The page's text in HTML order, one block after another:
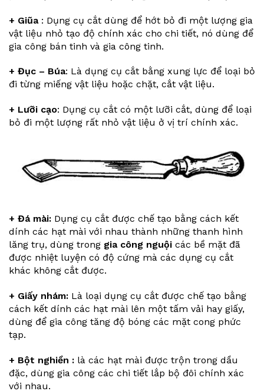
+ Giũa: Dụng cụ cắt dùng để hớt bỏ đi một lượng gia
vật liệu nhỏ tạo độ chính xác cho chi tiết, nó dùng để
gia công bán tinh và gia công tinh.
+ Đục – Búa: Là dụng cụ cắt bằng xung lực để loại bỏ
đi từng miếng vật liệu hoặc chặt, cắt vật liệu.
+ Lưỡi cạo: Dụng cụ cắt có một lưỡi cắt, dùng để loại
bỏ đi một lượng rất nhỏ vật liệu ở vị trí chính xác.
+ Đá mài: Dụng cụ cắt được chế tạo bằng cách kết
dính các hạt mài với nhau thành những thanh hình
lăng trụ, dùng trong gia công nguội các bề mặt đã
được nhiệt luyện có độ cứng mà các dụng cụ cắt
khác không cắt được.
+ Giấy nhám: Là loại dụng cụ cắt được chế tạo bằng
cách kết dính các hạt mài lên một tấm vải hay giấy,
dùng để gia công tăng độ bóng các mặt cong phức
tạp.
+ Bột nghiền : là các hạt mài được trộn trong dầu
đặc, dùng gia công các chi tiết lắp bộ đôi chính xác
với nhau.